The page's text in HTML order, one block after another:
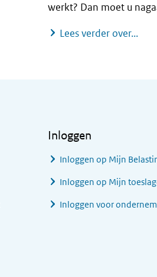
werkt? Dan moet u
Lees verder over...U
Inloggen
Inloggen op Mijn
Inloggen op Mijn
Inloggen voor